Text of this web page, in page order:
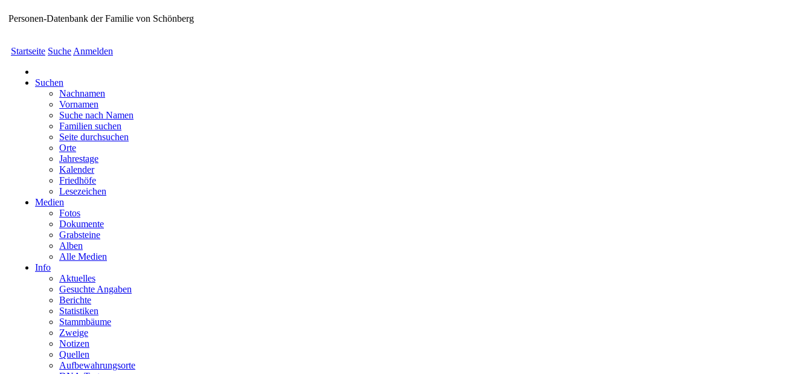
Personen-Datenbank der Familie von Schönberg
Startseite Suche Anmelden
Suchen
Nachnamen
Vornamen
Suche nach Namen
Familien suchen
Seite durchsuchen
Orte
Jahrestage
Kalender
Friedhöfe
Lesezeichen
Medien
Fotos
Dokumente
Grabsteine
Alben
Alle Medien
Info
Aktuelles
Gesuchte Angaben
Berichte
Statistiken
Stammbäume
Zweige
Notizen
Quellen
Aufbewahrungsorte